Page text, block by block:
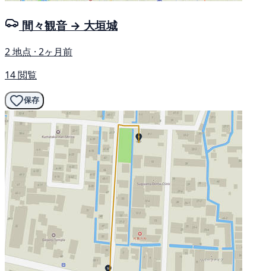
間々観音 → 大垣城
2 地点 · 2ヶ月前
14 閲覧
保存